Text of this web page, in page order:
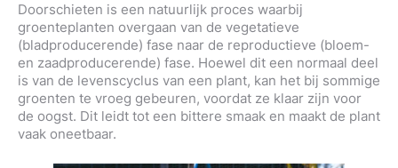
Doorschieten is een natuurlijk proces waarbij
groenteplanten overgaan van de vegetatieve
(bladproducerende) fase naar de reproductieve (bloem-
en zaadproducerende) fase. Hoewel dit een normaal deel
is van de levenscyclus van een plant, kan het bij sommige
groenten te vroeg gebeuren, voordat ze klaar zijn voor
de oogst. Dit leidt tot een bittere smaak en maakt de plant
vaak oneetbaar.